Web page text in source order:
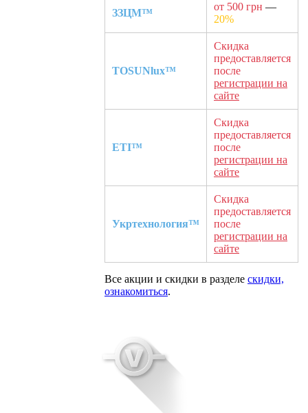
ЗЗЦМ™
от 500 грн —
20%
TOSUNlux™
Скидка
предоставляется
после
регистрации на
сайте
ETI™
Скидка
предоставляется
после
регистрации на
сайте
Укртехнология™
Скидка
предоставляется
после
регистрации на
сайте
Все акции и скидки в разделе скидки,
ознакомиться.